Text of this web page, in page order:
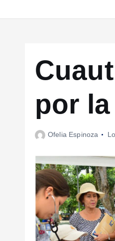
por
Ofelia Espinoza